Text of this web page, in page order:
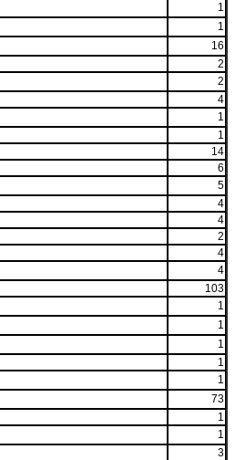
1
1
16
2
2
4
1
1
14
6
5
4
4
2
4
4
103
1
1
1
1
1
73
1
1
3